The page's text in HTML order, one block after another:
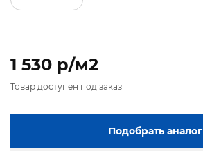
1 530 p/м2
Товар доступен под заказ
Подобрать аналог